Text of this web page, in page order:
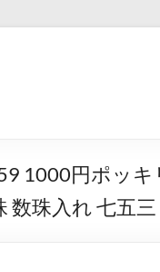
1000円ポッ
数珠入れ 七五三